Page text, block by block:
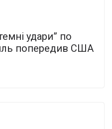
удари” по
попередив США